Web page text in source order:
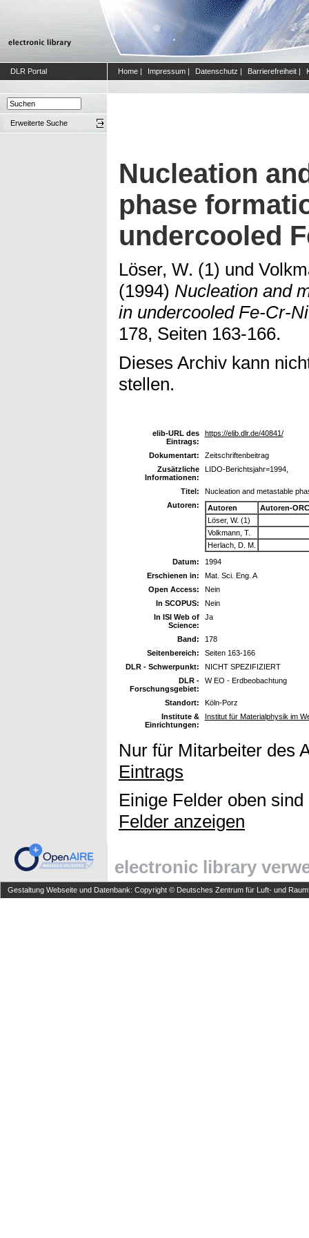
DLR Portal Home | Impressum | Datenschutz | Barrierefreiheit |
Erweiterte Suche
Nucleation
phase
undercooled
Löser, W. (1) und
(1994) Nucleation and
in undercooled Fe-Cr-
178, Seiten 163-166.
Dieses Archiv kann
stellen.
elib-URL des
Eintrags:
https://elib.dlr.de/40841/
Dokumentart:
Zeitschriftenbeitrag
Zusätzliche
Informationen:
LIDO-Berichtsjahr=1994,
Titel:
Nucleation and metastable
Autoren:
Autoren
Autoren-
Löser, W. (1)
Volkmann, T.
Herlach, D. M.
Datum:
1994
Erschienen in:
Mat. Sci. Eng. A
Open Access:
Nein
In SCOPUS:
Nein
In ISI Web of
Science:
Ja
Band:
178
Seitenbereich:
Seiten 163-166
DLR - Schwerpunkt:
NICHT SPEZIFIZIERT
DLR -
Forschungsgebiet:
W EO - Erdbeobachtung
Standort:
Köln-Porz
Institute &
Einrichtungen:
Institut für Materialphysik im
Nur für Mitarbeiter des
Eintrags
Einige Felder oben
Felder anzeigen
electronic library
Gestaltung Webseite und Datenbank: Copyright © Deutsches Zentrum für Luft- und